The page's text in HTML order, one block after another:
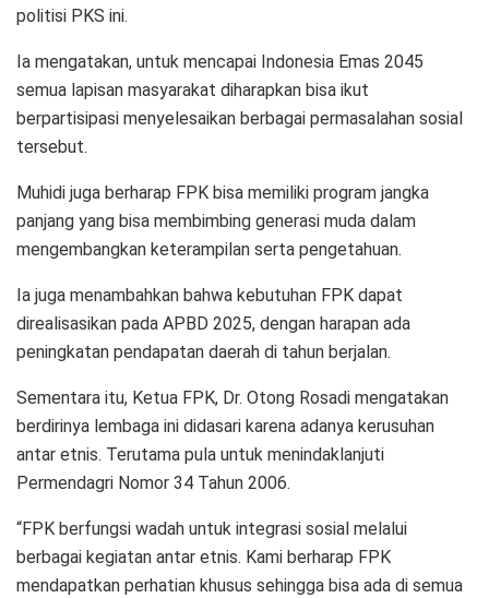
politisi PKS ini.
Ia mengatakan, untuk mencapai Indonesia Emas 2045
semua lapisan masyarakat diharapkan bisa ikut
berpartisipasi menyelesaikan berbagai permasalahan sosial
tersebut.
Muhidi juga berharap FPK bisa memiliki program jangka
panjang yang bisa membimbing generasi muda dalam
mengembangkan keterampilan serta pengetahuan.
Ia juga menambahkan bahwa kebutuhan FPK dapat
direalisasikan pada APBD 2025, dengan harapan ada
peningkatan pendapatan daerah di tahun berjalan.
Sementara itu, Ketua FPK, Dr. Otong Rosadi mengatakan
berdirinya lembaga ini didasari karena adanya kerusuhan
antar etnis. Terutama pula untuk menindaklanjuti
Permendagri Nomor 34 Tahun 2006.
“FPK berfungsi wadah untuk integrasi sosial melalui
berbagai kegiatan antar etnis. Kami berharap FPK
mendapatkan perhatian khusus sehingga bisa ada di semua